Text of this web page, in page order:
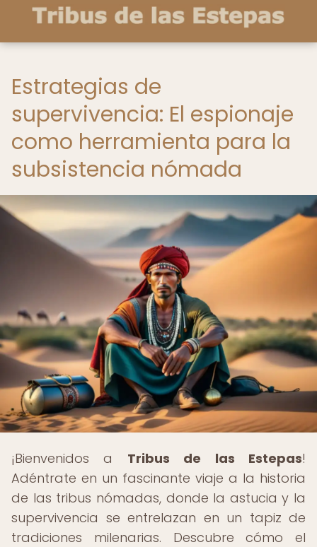
Estrategias de
supervivencia: El espionaje
como herramienta para la
subsistencia nómada
¡Bienvenidos a Tribus de las Estepas!
Adéntrate en un fascinante viaje a la historia
de las tribus nómadas, donde la astucia y la
supervivencia se entrelazan en un tapiz de
tradiciones milenarias. Descubre cómo el